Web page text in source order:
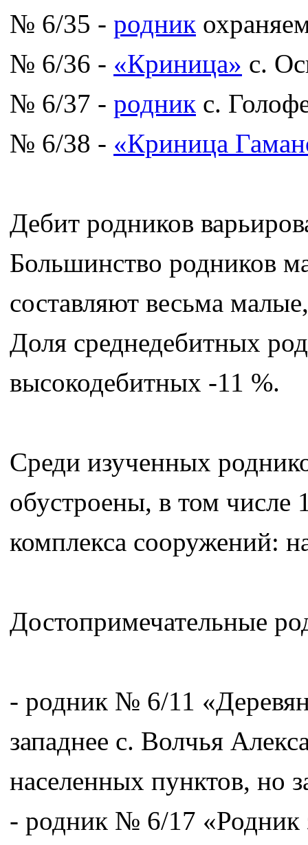
№ 6/35 - родник
№ 6/36 - «Криница» с.
№ 6/37 - родник с.
№ 6/38 - «Криница
Дебит родников
Большинство родников
составляют весьма
Доля среднедебитных
высокодебитных -11 %.
Среди изученных
обустроены, в том числе
комплекса сооружений:
Достопримечательные
- родник № 6/11
западнее с. Волчья
населенных пунктов, но
- родник № 6/17 «Родник